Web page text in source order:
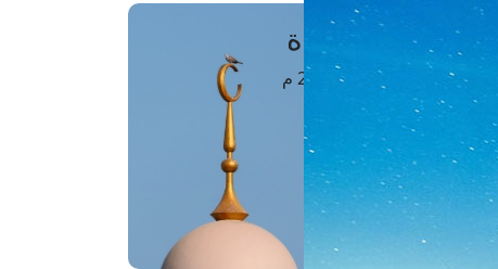
مَواقِيتُ الصَّـــلاة
القاهرة · 08 أغسطس 2026 م
4 :42
الشروق
6 :18